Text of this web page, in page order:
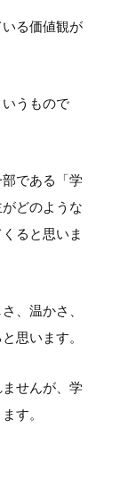
る価値観が
うもので
である「学
どのような
ると思いま
、温かさ、
思います。
せんが、学
す。